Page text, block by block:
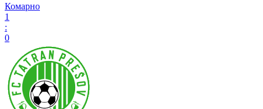
Комарно
1
:
0